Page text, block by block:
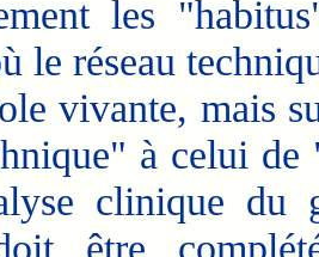
les
le réseau
vivante, mais
à celui de
clinique
être